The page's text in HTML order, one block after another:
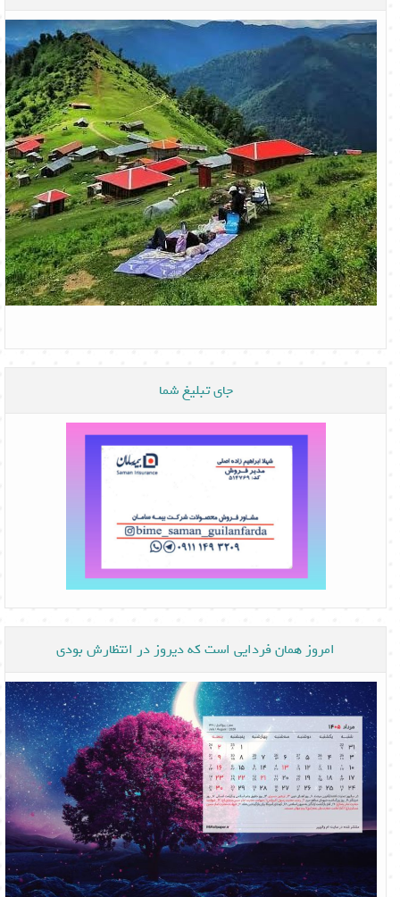
جای تبلیغ شما
امروز همان فردایی است که دیروز در انتظارش بودی